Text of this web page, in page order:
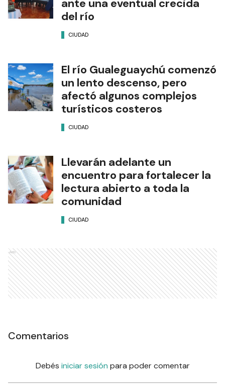
ante una eventual crecida
del río
CIUDAD
El río Gualeguaychú comenzó
un lento descenso, pero
afectó algunos complejos
turísticos costeros
CIUDAD
Llevarán adelante un
encuentro para fortalecer la
lectura abierto a toda la
comunidad
CIUDAD
Ads
Comentarios
Debés iniciar sesión para poder comentar